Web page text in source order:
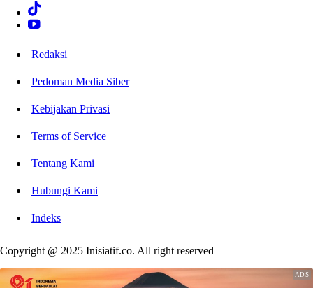
Redaksi
Pedoman Media Siber
Kebijakan Privasi
Terms of Service
Tentang Kami
Hubungi Kami
Indeks
Copyright @ 2025 Inisiatif.co. All right reserved